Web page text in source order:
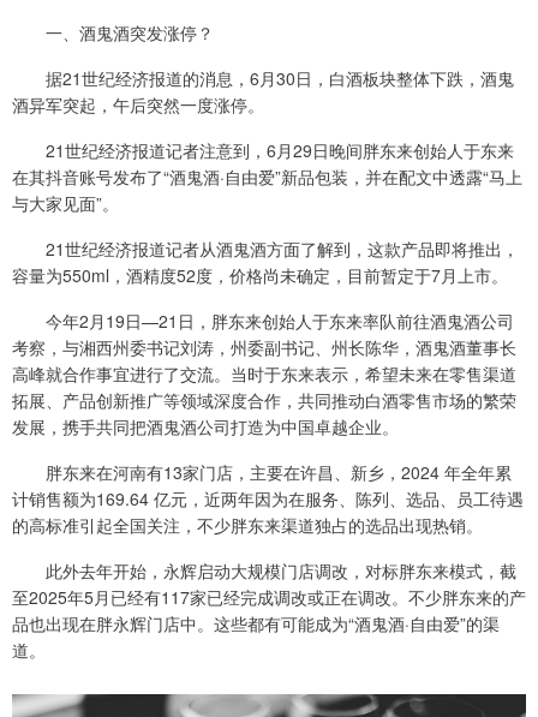
一、酒鬼酒突发涨停？
据21世纪经济报道的消息，6月30日，白酒板块整体下跌，酒鬼
酒异军突起，午后突然一度涨停。
21世纪经济报道记者注意到，6月29日晚间胖东来创始人于东来
在其抖音账号发布了“酒鬼酒·自由爱”新品包装，并在配文中透露“马上
与大家见面”。
21世纪经济报道记者从酒鬼酒方面了解到，这款产品即将推出，
容量为550ml，酒精度52度，价格尚未确定，目前暂定于7月上市。
今年2月19日—21日，胖东来创始人于东来率队前往酒鬼酒公司
考察，与湘西州委书记刘涛，州委副书记、州长陈华，酒鬼酒董事长
高峰就合作事宜进行了交流。当时于东来表示，希望未来在零售渠道
拓展、产品创新推广等领域深度合作，共同推动白酒零售市场的繁荣
发展，携手共同把酒鬼酒公司打造为中国卓越企业。
胖东来在河南有13家门店，主要在许昌、新乡，2024 年全年累
计销售额为169.64 亿元，近两年因为在服务、陈列、选品、员工待遇
的高标准引起全国关注，不少胖东来渠道独占的选品出现热销。
此外去年开始，永辉启动大规模门店调改，对标胖东来模式，截
至2025年5月已经有117家已经完成调改或正在调改。不少胖东来的产
品也出现在胖永辉门店中。这些都有可能成为“酒鬼酒·自由爱”的渠
道。